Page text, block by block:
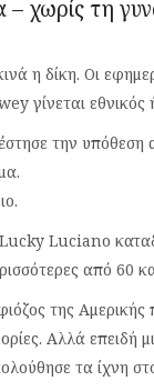
χωρίς τη
η δίκη. Οι
γίνεται εθνικός
την υπόθεση
Luciano
από 60
της Αμερικής
Αλλά επειδή
τα ίχνη